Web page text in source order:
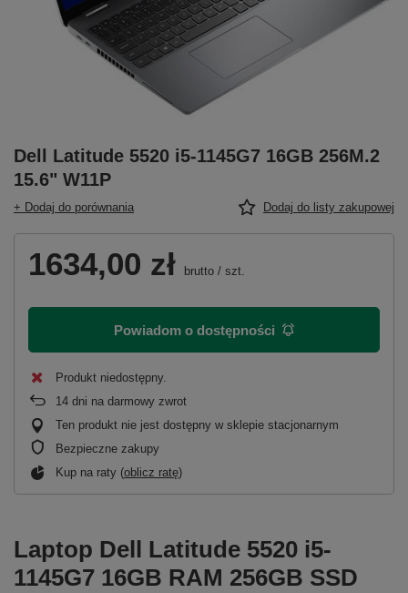
Dell Latitude 5520 i5-1145G7 16GB 256M.2
15.6" W11P
+ Dodaj do porównania Dodaj do listy zakupowej
1634,00 zł brutto / szt.
Powiadom o dostępności
Produkt niedostępny
14 dni na darmowy zwrot
Ten produkt nie jest dostępny w sklepie stacjonarnym
Bezpieczne zakupy
Kup na raty (oblicz ratę)
Laptop Dell Latitude 5520 i5-
1145G7 16GB RAM 256GB SSD